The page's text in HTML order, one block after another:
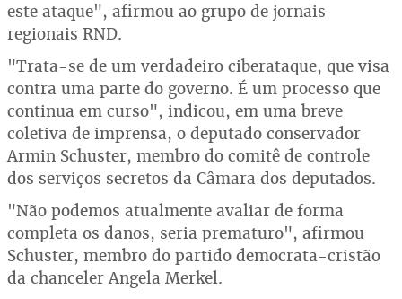
este ataque", afirmou ao grupo de jornais
regionais RND.
"Trata-se de um verdadeiro ciberataque, que visa
contra uma parte do governo. É um processo que
continua em curso", indicou, em uma breve
coletiva de imprensa, o deputado conservador
Armin Schuster, membro do comitê de controle
dos serviços secretos da Câmara dos deputados.
"Não podemos atualmente avaliar de forma
completa os danos, seria prematuro", afirmou
Schuster, membro do partido democrata-cristão
da chanceler Angela Merkel.